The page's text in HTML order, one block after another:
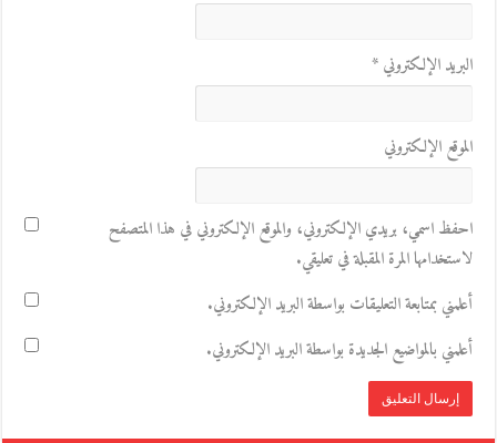
البريد الإلكتروني*
الموقع الإلكتروني
احفظ اسمي، بريدي الإلكتروني، والموقع الإلكتروني في هذا المتصفح
لاستخدامها المرة المقبلة في تعليقي.
أعلمني بمتابعة التعليقات بواسطة البريد الإلكتروني.
أعلمني بالمواضيع الجديدة بواسطة البريد الإلكتروني.